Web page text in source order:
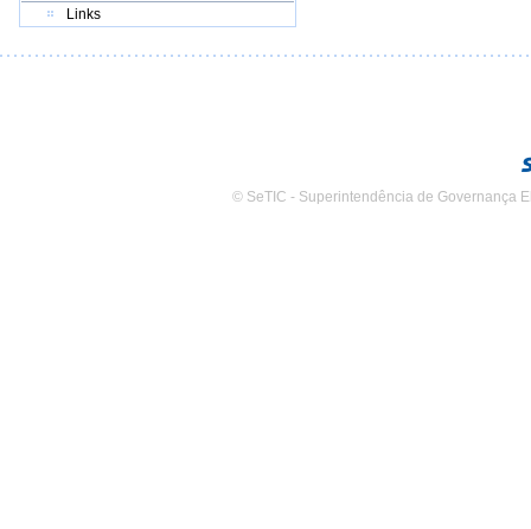
Links
© SeTIC - Superintendência de Governança